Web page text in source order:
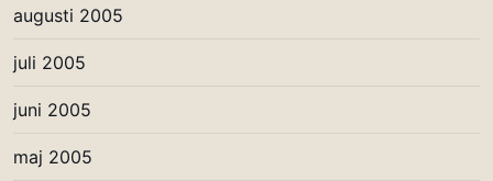
augusti 2005
juli 2005
juni 2005
maj 2005